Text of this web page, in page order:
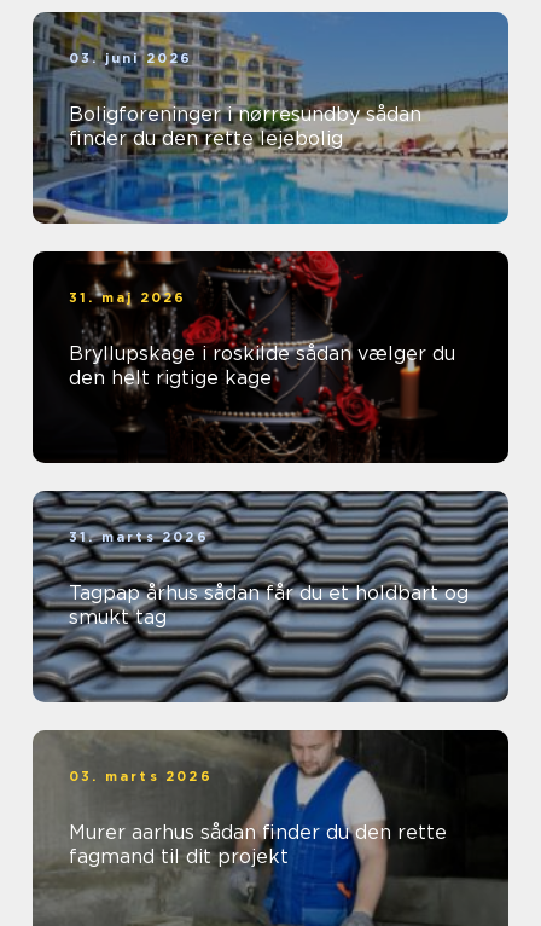
03. juni 2026
Boligforeninger i nørresundby sådan
finder du den rette lejebolig
31. maj 2026
Bryllupskage i roskilde sådan vælger du
den helt rigtige kage
31. marts 2026
Tagpap århus sådan får du et holdbart og
smukt tag
03. marts 2026
Murer aarhus sådan finder du den rette
fagmand til dit projekt